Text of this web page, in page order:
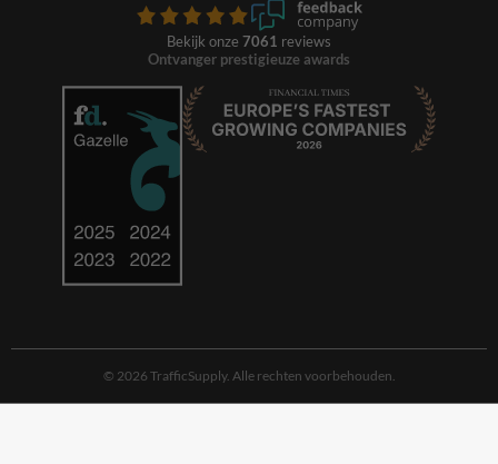
Bekijk onze 7061 reviews
Ontvanger prestigieuze awards
© 2026 TrafficSupply. Alle rechten voorbehouden.